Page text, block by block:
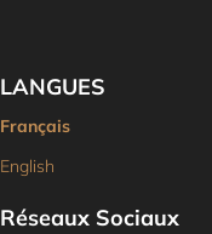
LANGUES
Français
English
Réseaux Sociaux